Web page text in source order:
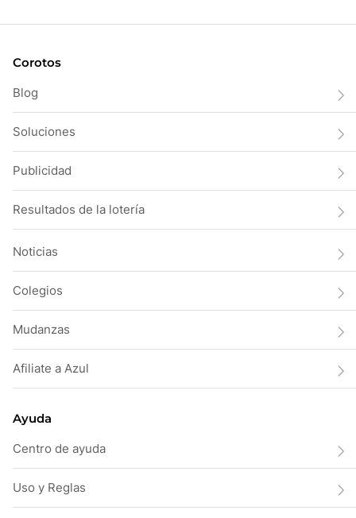
Corotos
Blog
Soluciones
Publicidad
Resultados de la lotería
Noticias
Colegios
Mudanzas
Afiliate a Azul
Ayuda
Centro de ayuda
Uso y Reglas